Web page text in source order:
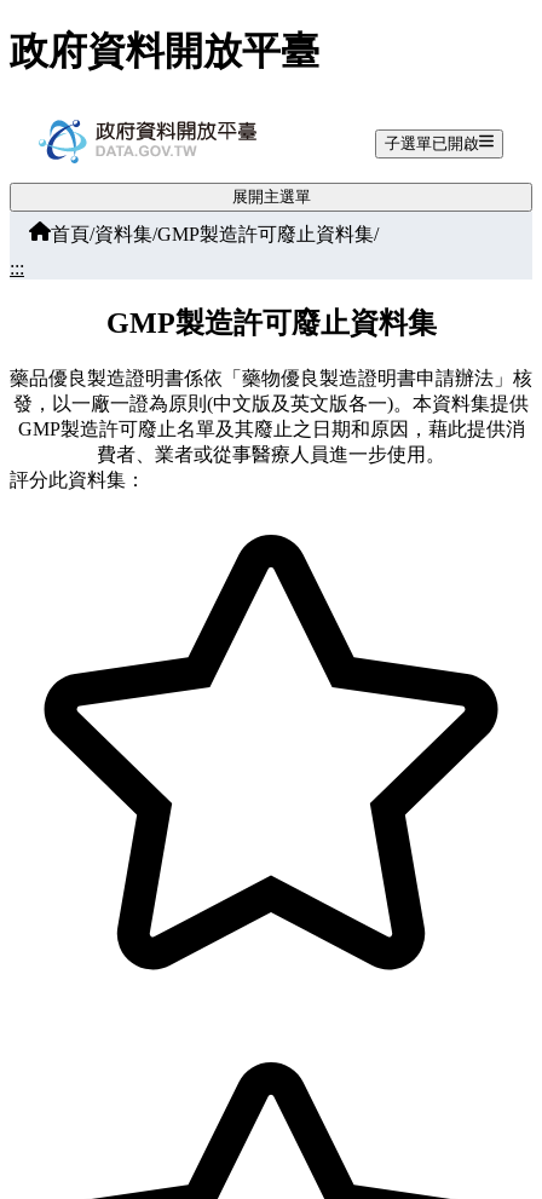
跳至主要內容
政府資料開放平臺
子選單已開啟
展開主選單
首頁/資料集/GMP製造許可廢止資料集/
:::
GMP製造許可廢止資料集
藥品優良製造證明書係依「藥物優良製造證明書申請辦法」核
發，以一廠一證為原則(中文版及英文版各一)。本資料集提供
GMP製造許可廢止名單及其廢止之日期和原因，藉此提供消
費者、業者或從事醫療人員進一步使用。
評分此資料集：